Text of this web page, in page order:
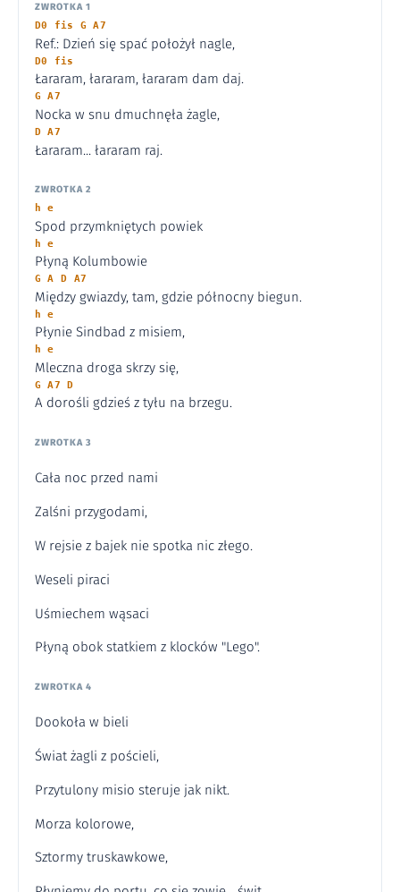
ZWROTKA 1
D0 fis G A7
Ref.: Dzień się spać położył nagle,
D0 fis
Łararam, łararam, łararam dam daj.
G A7
Nocka w snu dmuchnęła żagle,
D A7
Łararam... łararam raj.
ZWROTKA 2
h e
Spod przymkniętych powiek
h e
Płyną Kolumbowie
G A D A7
Między gwiazdy, tam, gdzie północny biegun.
h e
Płynie Sindbad z misiem,
h e
Mleczna droga skrzy się,
G A7 D
A dorośli gdzieś z tyłu na brzegu.
ZWROTKA 3
Cała noc przed nami
Zalśni przygodami,
W rejsie z bajek nie spotka nic złego.
Weseli piraci
Uśmiechem wąsaci
Płyną obok statkiem z klocków "Lego".
ZWROTKA 4
Dookoła w bieli
Świat żagli z pościeli,
Przytulony misio steruje jak nikt.
Morza kolorowe,
Sztormy truskawkowe,